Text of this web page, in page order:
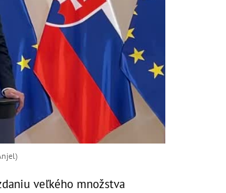
veľkého množstva